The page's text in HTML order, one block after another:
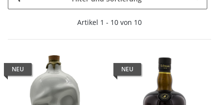
Artikel 1 - 10 von 10
NEU NEU